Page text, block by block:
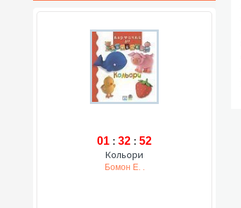
01 : 32 : 51
Кольори
Бомон Е. .